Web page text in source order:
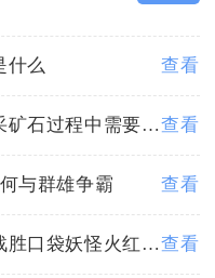
什么 查看
攻城掠地矿山开采技巧开采矿石过程中需要注意哪些环保问题查看
与群雄争霸 查看
如何利用道馆内的环境来战胜口袋妖怪火红四大天王查看